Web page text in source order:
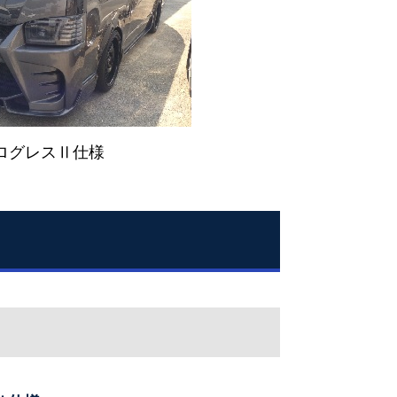
グレスⅡ仕様